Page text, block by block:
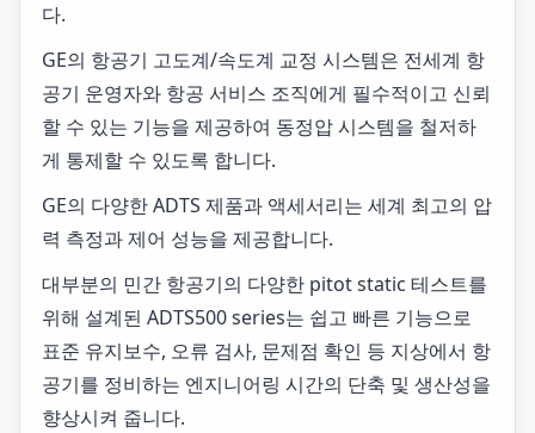
다.
GE의 항공기 고도계/속도계 교정 시스템은 전세계 항
공기 운영자와 항공 서비스 조직에게 필수적이고 신뢰
할 수 있는 기능을 제공하여 동정압 시스템을 철저하
게 통제할 수 있도록 합니다.
GE의 다양한 ADTS 제품과 액세서리는 세계 최고의 압
력 측정과 제어 성능을 제공합니다.
대부분의 민간 항공기의 다양한 pitot static 테스트를
위해 설계된 ADTS500 series는 쉽고 빠른 기능으로
표준 유지보수, 오류 검사, 문제점 확인 등 지상에서 항
공기를 정비하는 엔지니어링 시간의 단축 및 생산성을
향상시켜 줍니다.